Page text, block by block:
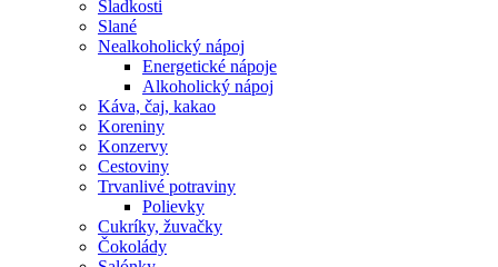
Sladkosti
Slané
Nealkoholický nápoj
Energetické nápoje
Alkoholický nápoj
Káva, čaj, kakao
Koreniny
Konzervy
Cestoviny
Trvanlivé potraviny
Polievky
Cukríky, žuvačky
Čokolády